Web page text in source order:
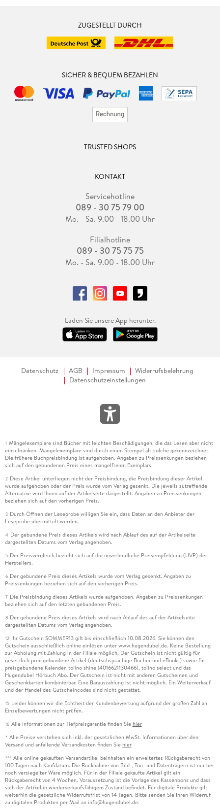
ZUGESTELLT DURCH
SICHER & BEQUEM BEZAHLEN
TRUSTED SHOPS
KONTAKT
Servicehotline
089 - 30 75 79 00
Mo. - Sa. 9.00 - 18.00 Uhr
Filialhotline
089 - 30 75 75 75
Mo. - Sa. 9.00 - 18.00 Uhr
Laden Sie unsere App herunter.
Datenschutz AGB Impressum
Widerrufsbelehrung
Datenschutzeinstellungen
1 Mängelexemplare sind Bücher mit leichten Beschädigungen, die das Lesen aber nicht
einschränken. Mängelexemplare sind durch einen Stempel als solche gekennzeichnet.
Die frühere Buchpreisbindung ist aufgehoben. Angaben zu Preissenkungen beziehen
sich auf den gebundenen Preis eines mangelfreien Exemplars.
2 Diese Artikel unterliegen nicht der Preisbindung, die Preisbindung dieser Artikel
wurde aufgehoben oder der Preis wurde vom Verlag gesenkt. Die jeweils zutreffende
Alternative wird Ihnen auf der Artikelseite dargestellt. Angaben zu Preissenkungen
beziehen sich auf den vorherigen Preis.
3 Durch Öffnen der Leseprobe willigen Sie ein, dass Daten an den Anbieter der
Leseprobe übermittelt werden.
4 Der gebundene Preis dieses Artikels wird nach Ablauf des auf der Artikelseite
dargestellten Datums vom Verlag angehoben.
5 Der Preisvergleich bezieht sich auf die unverbindliche Preisempfehlung (UVP) des
Herstellers.
6 Der gebundene Preis dieses Artikels wurde vom Verlag gesenkt. Angaben zu
Preissenkungen beziehen sich auf den vorherigen Preis.
7 Die Preisbindung dieses Artikels wurde aufgehoben. Angaben zu Preissenkungen
beziehen sich auf den letzten gebundenen Preis.
8 Der gebundene Preis dieses Artikels wird nach Ablauf des auf der Artikelseite
dargestellten Datums vom Verlag angehoben.
12 Ihr Gutschein SOMMER13 gilt bis einschließlich 10.08.2026. Sie können den
Gutschein ausschließlich online einlösen unter www.hugendubel.de. Keine Bestellung
zur Abholung mit Zahlung in der Filiale möglich. Der Gutschein ist nicht gültig für
gesetzlich preisgebundene Artikel (deutschsprachige Bücher und eBooks) sowie für
preisgebundene Kalender, tolino shine (4016621130466), tolino select und das
Hugendubel Hörbuch Abo. Der Gutschein ist nicht mit anderen Gutscheinen und
Geschenkkarten kombinierbar. Eine Barauszahlung ist nicht möglich. Ein Weiterverkauf
und der Handel des Gutscheincodes sind nicht gestattet.
15 Leider können wir die Echtheit der Kundenbewertung aufgrund der großen Zahl an
Einzelbewertungen nicht prüfen.
16 Alle Informationen zur Tiefpreisgarantie finden Sie hier
* Alle Preise verstehen sich inkl. der gesetzlichen MwSt. Informationen über den
Versand und anfallende Versandkosten finden Sie hier
*** Alle online gekauften Versandartikel beinhalten ein erweitertes Rückgaberecht von
100 Tagen nach Kaufdatum. Die Rücknahme von Bild-, Ton- und Datenträgern ist nur bei
noch versiegelter Ware möglich. Für in der Filiale gekaufte Artikel gilt ein
Rückgaberecht von 4 Wochen. Voraussetzung ist die Vorlage des Kassenbons und dass
sich der Artikel in wiederverkaufsfähigem Zustand befindet. Für digitale Produkte gilt
weiterhin die gesetzliche Widerrufsfrist von 14 Tagen. Bitte senden Sie Ihren Widerruf
zu digitalen Produkten per Mail an info@hugendubel.de.